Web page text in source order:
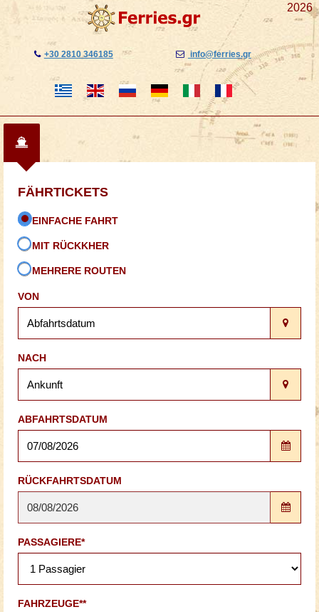
2026
+30 2810 346185 info@ferries.gr
FÄHRTICKETS
EINFACHE FAHRT
ΜIT RÜCKKHER
ΜEHRERE ROUTEN
VON
NACH
ABFAHRTSDATUM
RÜCKFAHRTSDATUM
PASSAGIERE*
FAHRZEUGE**